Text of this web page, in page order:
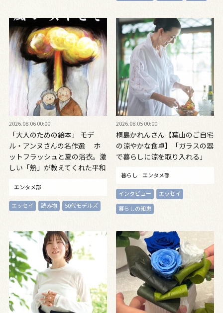
2026.08.06 00:00
「大人のための絵本」 モデ
ル・アンヌさんの名作選 ホ
ットフラッシュと夏の浴衣。激
しい「熱」が教えてくれた平和
『やばっ！』～vol.47
エンタメ部
エッセイ 読み物 50代モデルズ
2026.08.05 00:00
桐島かれんさん【葉山のご自宅
の涼やかな食卓】「ガラスの器
で暮らしに涼を取り入れる」
暮らし エンタメ部
インタビュー
エッセイ
暮らしの知恵